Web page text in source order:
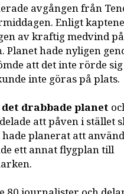
avgången från
Enligt
av kraftig medvind
hade nyligen
att det inte rörde
inte göras på plats.
drabbade planet
att påven i stället
planerat att
ett annat flygplan till